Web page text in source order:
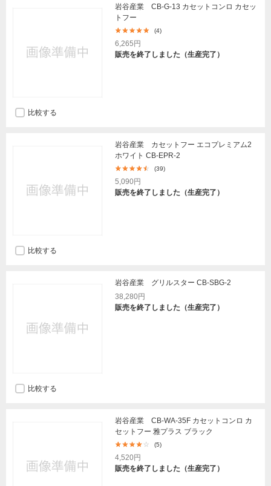
岩谷産業 CB-G-13 カセットコンロ カセッ
トフー
(4)
6,265円
販売を終了しました（生産完了）
比較する
岩谷産業 カセットフー エコプレミアム2
ホワイト CB-EPR-2
(39)
5,090円
販売を終了しました（生産完了）
比較する
岩谷産業 グリルスター CB-SBG-2
38,280円
販売を終了しました（生産完了）
比較する
岩谷産業 CB-WA-35F カセットコンロ カ
セットフー 雅プラス ブラック
(5)
4,520円
販売を終了しました（生産完了）